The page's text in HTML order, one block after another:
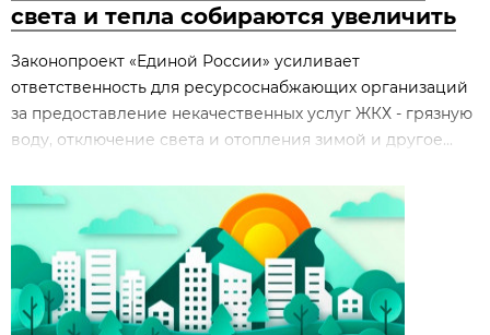
света и тепла собираются увеличить
Законопроект «Единой России» усиливает
ответственность для ресурсоснабжающих организаций
за предоставление некачественных услуг ЖКХ - грязную
воду, отключение света и отопления зимой и другое...